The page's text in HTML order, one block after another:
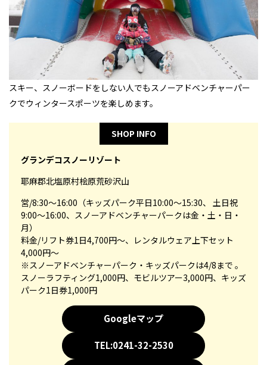
スキー、スノーボードをしない人でもスノーアドベンチャーパー
クでウィンタースポーツを楽しめます。
SHOP INFO
グランデコスノーリゾート
耶麻郡北塩原村桧原荒砂沢山
営/8:30～16:00（キッズパーク平日10:00～15:30、 土日祝
9:00～16:00、スノーアドベンチャーパークは金・土・日・
月）
料金/リフト券1日4,700円～、レンタルウェア上下セット
4,000円～
※スノーアドベンチャーパーク・キッズパークは4/8まで 。
スノーラフティング1,000円、モビルツアー3,000円、キッズ
パーク1日券1,000円
Googleマップ
TEL:0241-32-2530